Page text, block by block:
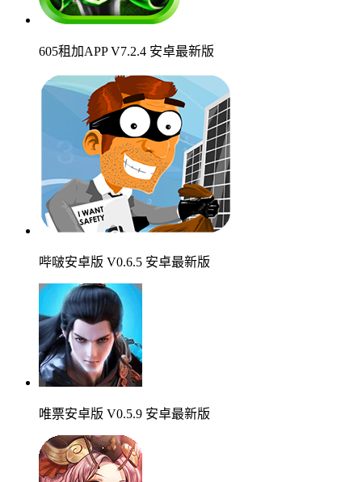
605租加APP V7.2.4 安卓最新版
哔啵安卓版 V0.6.5 安卓最新版
唯票安卓版 V0.5.9 安卓最新版